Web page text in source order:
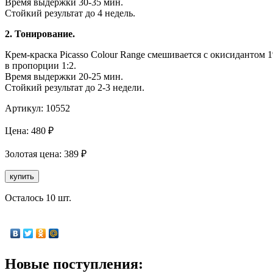
Время выдержки 30-35 мин.
Стойкий результат до 4 недель.
2. Тонирование.
Крем-краска Picasso Colour Range смешивается с окисидантом
в пропорции 1:2.
Время выдержки 20-25 мин.
Стойкий результат до 2-3 недели.
Артикул: 10552
Цена: 480 ₽
Золотая цена: 389 ₽
купить
Осталось 10 шт.
Новые поступления: